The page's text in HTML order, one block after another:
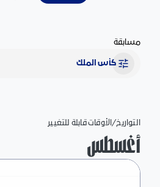
مسابقة
كأس الملك
التواريخ/الأوقات قابلة للتغيير
أغسطس